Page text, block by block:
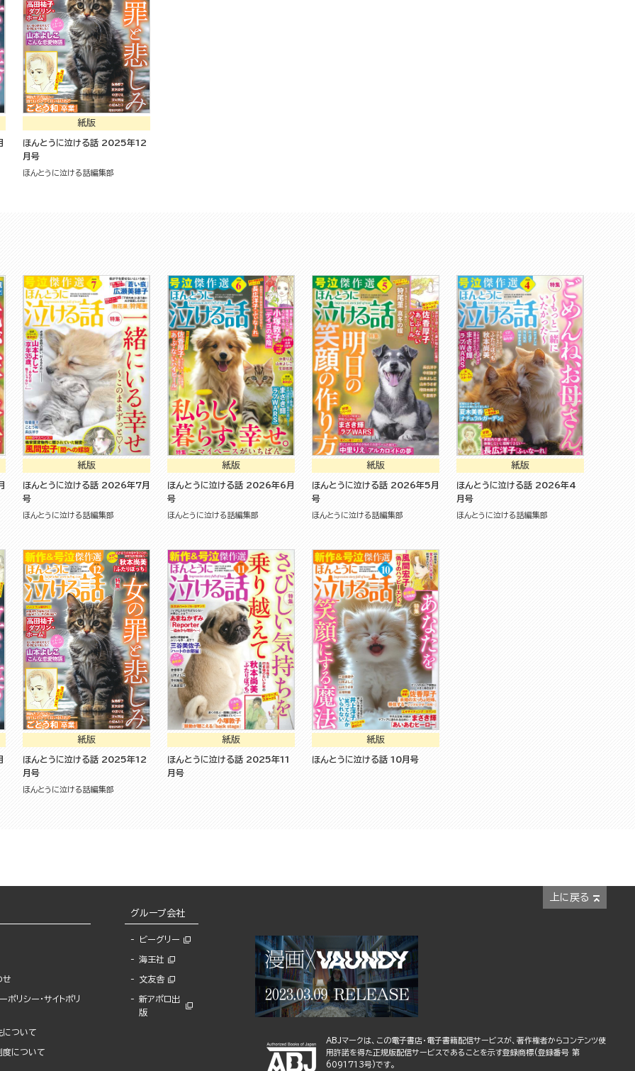
紙版
ほんとうに泣ける話 2025年12
月号
ほんとうに泣ける話編集部
紙版
ほんとうに泣ける話 2026年7月
号
ほんとうに泣ける話編集部
紙版
ほんとうに泣ける話 2026年6月
号
ほんとうに泣ける話編集部
紙版
ほんとうに泣ける話 2026年5月
号
ほんとうに泣ける話編集部
紙版
ほんとうに泣ける話 2026年4
月号
ほんとうに泣ける話編集部
紙版
ほんとうに泣ける話 2025年12
月号
ほんとうに泣ける話編集部
紙版
ほんとうに泣ける話 2025年11
月号
紙版
ほんとうに泣ける話 10月号
上に戻る
せ
ポリシー・サイトポリ
について
度について
グループ会社
ビーグリー
海王社
文友舎
新アポロ出
版
ABJマークは、この電子書店・電子書籍配信サービスが、著作権者からコンテンツ使
用許諾を得た正規版配信サービスであることを示す登録商標(登録番号 第
6091713号)です。